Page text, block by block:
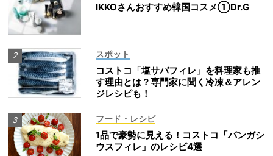
IKKOさんおすすめ韓国コスメ①Dr.G
スポット
コストコ「塩サバフィレ」を料理家も推
す理由とは？専門家に聞く冷凍＆アレン
ジレシピも！
フード・レシピ
1品で豪勢に見える！コストコ「パンガシ
ウスフィレ」のレシピ4選